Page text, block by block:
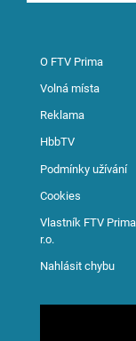
O FTV Prima
Volná místa
Reklama
HbbTV
Podmínky užívání
Cookies
Vlastník FTV
r.o.
Nahlásit chybu